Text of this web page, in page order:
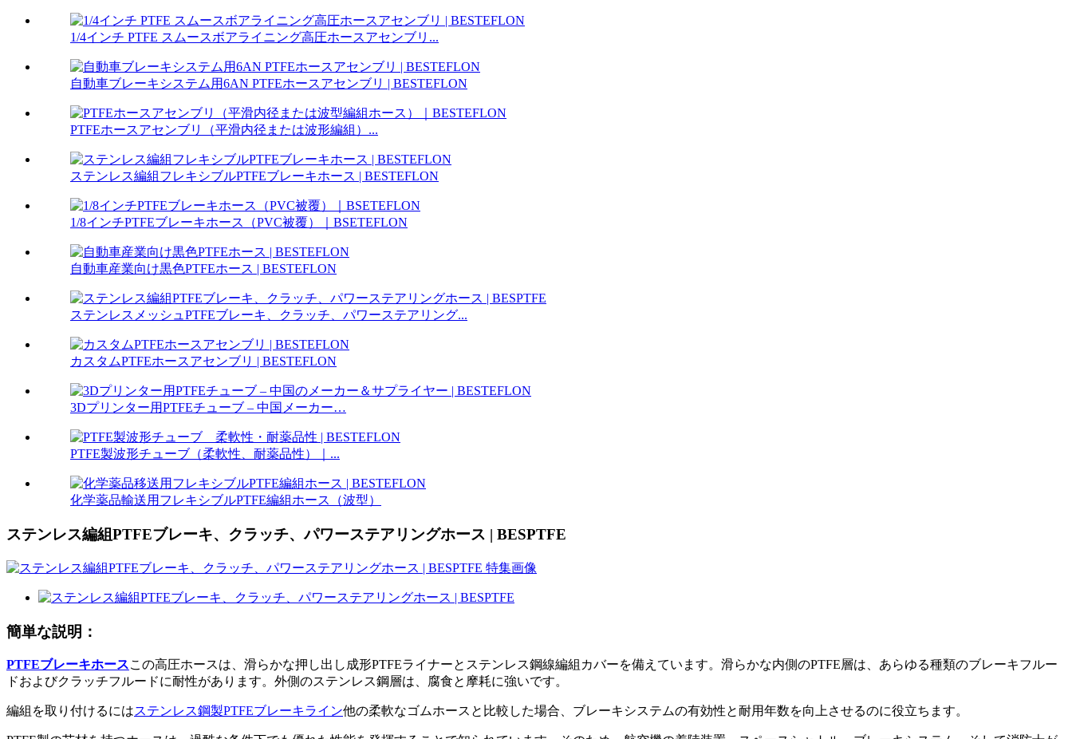
1/4インチ PTFE スムースボアライニング高圧ホースアセンブリ...
自動車ブレーキシステム用6AN PTFEホースアセンブリ | BESTEFLON
PTFEホースアセンブリ（平滑内径または波形編組）...
ステンレス編組フレキシブルPTFEブレーキホース | BESTEFLON
1/8インチPTFEブレーキホース（PVC被覆）｜BSETEFLON
自動車産業向け黒色PTFEホース | BESTEFLON
ステンレスメッシュPTFEブレーキ、クラッチ、パワーステアリング...
カスタムPTFEホースアセンブリ | BESTEFLON
3Dプリンター用PTFEチューブ – 中国メーカー…
PTFE製波形チューブ（柔軟性、耐薬品性）｜...
化学薬品輸送用フレキシブルPTFE編組ホース（波型）
ステンレス編組PTFEブレーキ、クラッチ、パワーステアリングホース | BESPTFE
簡単な説明：
PTFEブレーキホースこの高圧ホースは、滑らかな押し出し成形PTFEライナーとステンレス鋼線編組カバーを備えています。滑らかな内側のPTFE層は、あらゆる種類のブレーキフルー
ドおよびクラッチフルードに耐性があります。外側のステンレス鋼層は、腐食と摩耗に強いです。
編組を取り付けるにはステンレス鋼製PTFEブレーキライン他の柔軟なゴムホースと比較した場合、ブレーキシステムの有効性と耐用年数を向上させるのに役立ちます。